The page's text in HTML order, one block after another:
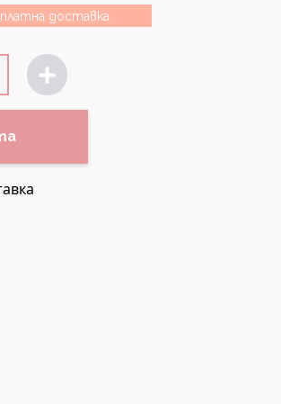
доставка